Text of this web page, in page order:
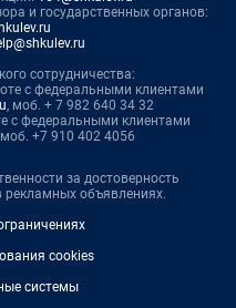
и государственных органов:
сотрудничества:
с федеральными клиентами
, моб. + 7 982 640 34 32
с федеральными клиентами
моб. +7 910 402 4056
за достоверность
объявлениях.
cookies
системы